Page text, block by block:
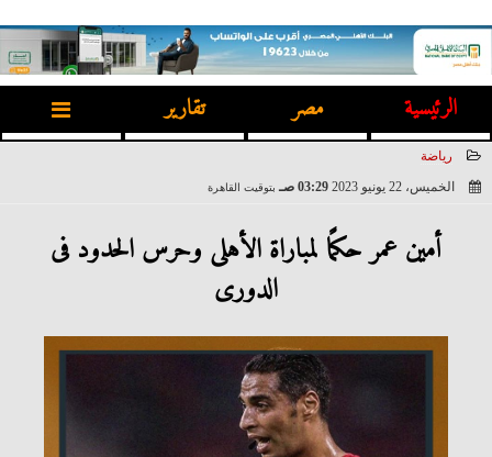
الرئيسية مصر تقارير
رياضة
الخميس، 22 يونيو 2023
03:29 صـ بتوقيت القاهرة
أمين عمر حكمًا لمباراة الأهلى وحرس الحدود فى
الدورى